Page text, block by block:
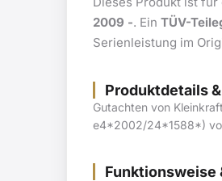
2009 -. Ein TÜV-
Serienleistung im
Produktdetails
Gutachten von
e4*2002/24*1588*)
Funktionsweise